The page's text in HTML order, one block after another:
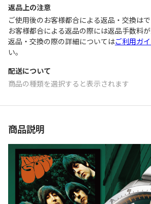
返品上の注意
ご使用後のお客様都合による返品・交換は
お客様都合による返品の際には返品手数料
返品・交換の際の詳細についてはご利用ガ
い。
配送について
商品の種類を選択すると表示されます
商品説明